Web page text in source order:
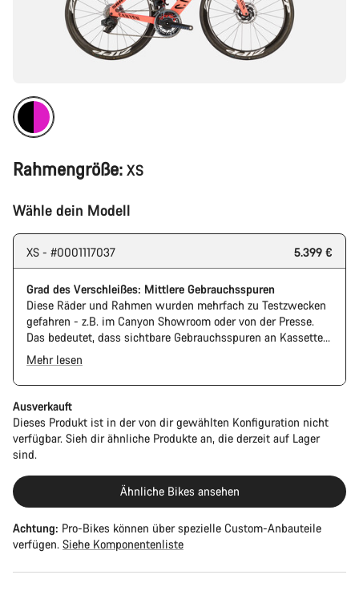
Rahmengröße: XS
Wähle dein Modell
XS - #0001117037 5.399 €
Grad des Verschleißes: Mittlere Gebrauchsspuren
Diese Räder und Rahmen wurden mehrfach zu Testzwecken
gefahren - z.B. im Canyon Showroom oder von der Presse.
Das bedeutet, dass sichtbare Gebrauchsspuren an Kassette
und Kette vorhanden sind. Außerdem können Rahmen und
Komponenten Kratzer, Lackschäden und Farbabweichungen
aufweisen. Die Funktion ist jedoch weiterhin einwandfrei.
Mehr lesen
Ausverkauft
Dieses Produkt ist in der von dir gewählten Konfiguration nicht
verfügbar. Sieh dir ähnliche Produkte an, die derzeit auf Lager
sind.
Ähnliche Bikes ansehen
Achtung: Pro-Bikes können über spezielle Custom-Anbauteile
verfügen. Siehe Komponentenliste